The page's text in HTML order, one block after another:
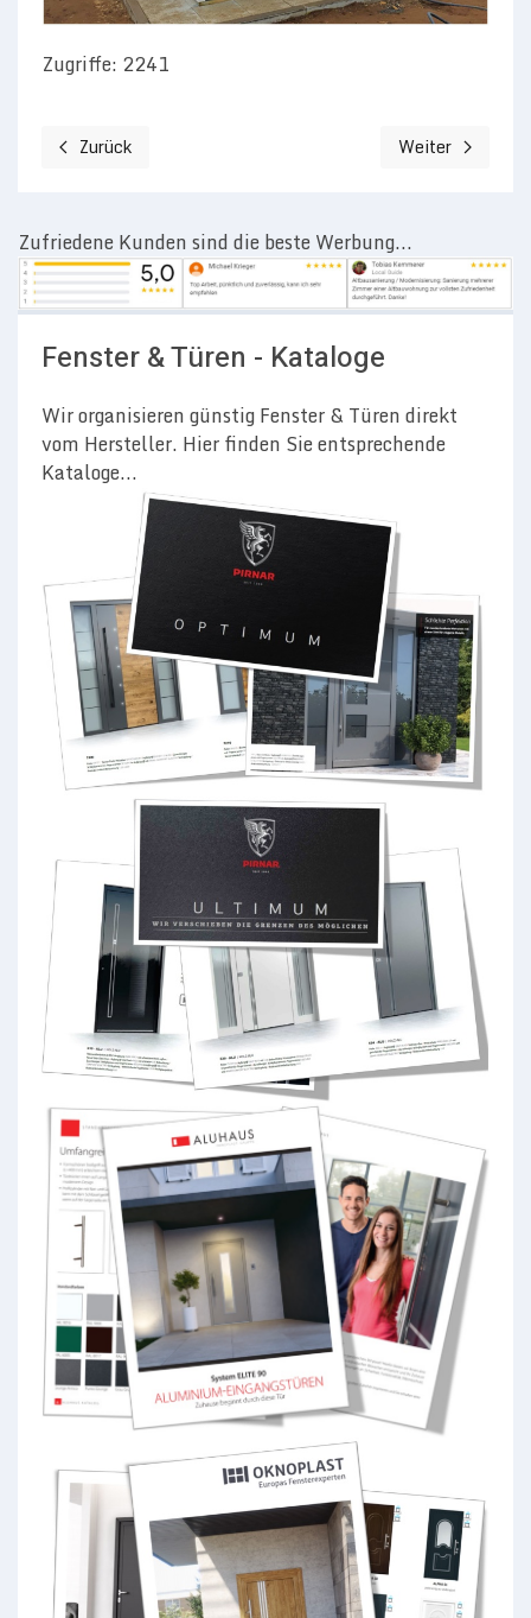
Zugriffe: 2241
Vorheriger Beitrag: Balkontür / Fenster Modernisierung /
Zurück Nächster
Weiter
Zufriedene Kunden sind die beste Werbung...
Fenster & Türen - Kataloge
Wir organisieren günstig Fenster & Türen direkt
vom Hersteller. Hier finden Sie entsprechende
Kataloge...